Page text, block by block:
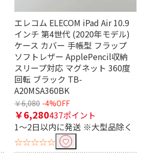
エレコム ELECOM iPad Air 10.9
インチ 第4世代 (2020年モデル)
ケース カバー 手帳型 フラップ
ソフトレザー ApplePencil収納
スリープ対応 マグネット 360度
回転 ブラック TB-
A20MSA360BK
￥6,080 -4%OFF
￥6,280437ポイント
1～2日以内に発送 ※大型品除く
☆☆☆☆☆